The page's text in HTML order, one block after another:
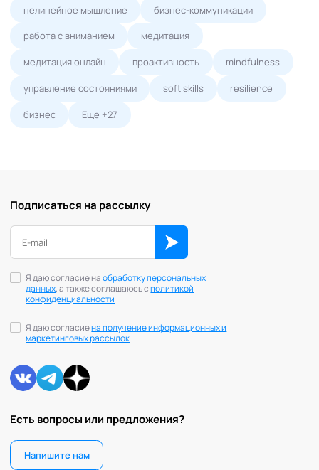
нелинейное мышление бизнес-коммуникации
работа с вниманием медитация
медитация онлайн проактивность mindfulness
управление состояниями soft skills resilience
бизнес Еще +27
Есть вопросы или предложения?
Напишите нам
Подписаться на рассылку
Я даю согласие наобработку персональных
данных, а также соглашаюсь сполитикой
конфиденциальности
Я даю согласиена получение информационных и
маркетинговых рассылок